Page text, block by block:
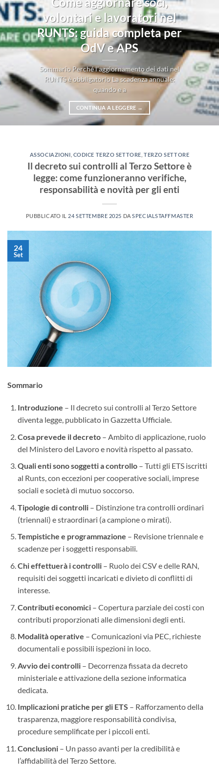
volontari e lavoratori nel
RUNTS: guida completa per
OdV e APS
Sommario Perché l’aggiornamento dei dati nel
RUNTS è obbligatorio La scadenza annuale:
quando e a
CONTINUA A LEGGERE →
ASSOCIAZIONI CODICE TERZO SETTORE TERZO SETTORE
Il decreto sui controlli al Terzo Settore è
legge: come funzioneranno verifiche,
responsabilità e novità per gli enti
PUBBLICATO IL 24 SETTEMBRE 2025 DASPECIALSTAFFMASTER
24
Set
Sommario
Introduzione – Il decreto sui controlli al Terzo Settore
diventa legge, pubblicato in Gazzetta Ufficiale.
Cosa prevede il decreto– Ambito di applicazione, ruolo
del Ministero del Lavoro e novità rispetto al passato.
Quali enti sono soggetti a controllo– Tutti gli ETS iscritti
al Runts, con eccezioni per cooperative sociali, imprese
sociali e società di mutuo soccorso.
Tipologie di controlli– Distinzione tra controlli ordinari
(triennali) e straordinari (a campione o mirati).
Tempistiche e programmazione – Revisione triennale e
scadenze per i soggetti responsabili.
Chi effettuerà i controlli– Ruolo dei CSV e delle RAN,
requisiti dei soggetti incaricati e divieto di conflitti di
interesse.
Contributi economici– Copertura parziale dei costi con
contributi proporzionati alle dimensioni degli enti.
Modalità operative – Comunicazioni via PEC, richieste
documentali e possibili ispezioni in loco.
Avvio dei controlli– Decorrenza fissata da decreto
ministeriale e attivazione della sezione informatica
dedicata.
Implicazioni pratiche per gli ETS – Rafforzamento della
trasparenza, maggiore responsabilità condivisa,
procedure semplificate per i piccoli enti.
Conclusioni– Un passo avanti per la credibilità e
l’affidabilità del Terzo Settore.